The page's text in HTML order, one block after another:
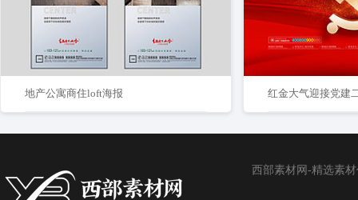
地产公寓商住loft海报 红金大气迎接党建
西部素材网-精选素